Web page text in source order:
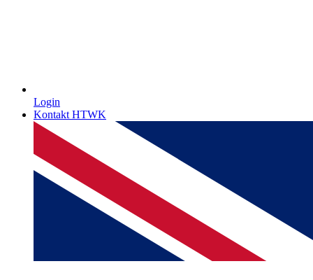
Login
Kontakt HTWK